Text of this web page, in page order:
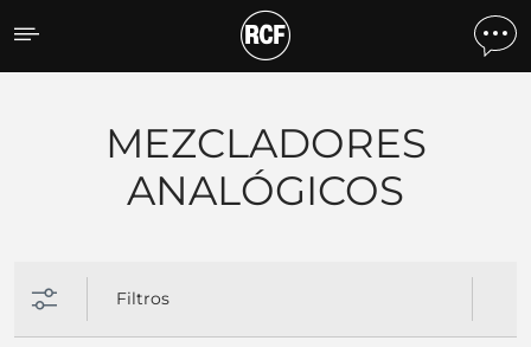
Productos por tipo
MEZCLADORES
ANALÓGICOS
Filtros